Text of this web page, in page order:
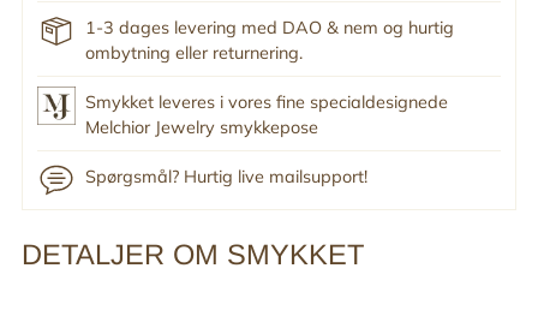
1-3 dages levering med DAO & nem og hurtig
ombytning eller returnering.
Smykket leveres i vores fine specialdesignede
Melchior Jewelry smykkepose
Spørgsmål? Hurtig live mailsupport!
Tilføj
DETALJER OM SMYKKET